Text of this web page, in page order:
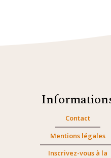
Contact
Mentions légales
Inscrivez-vous à la